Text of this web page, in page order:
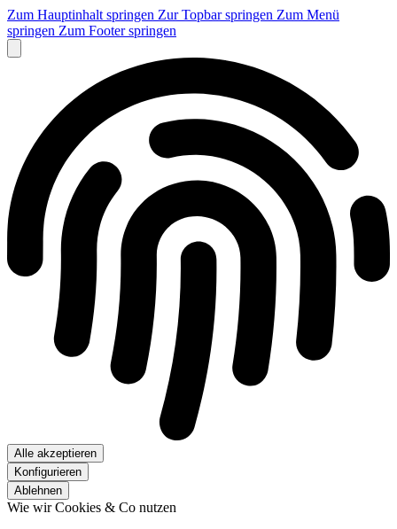
Zum Hauptinhalt springen Zur Topbar springen Zum Menü
springen Zum Footer springen
Alle akzeptieren
Konfigurieren
Ablehnen
Wie wir Cookies & Co nutzen